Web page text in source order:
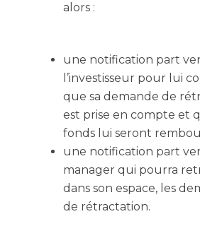
alors :
une notification part
l’investisseur pour lui
que sa demande de
est prise en compte et
fonds lui seront
une notification part
manager qui pourra
dans son espace, les
de rétractation.